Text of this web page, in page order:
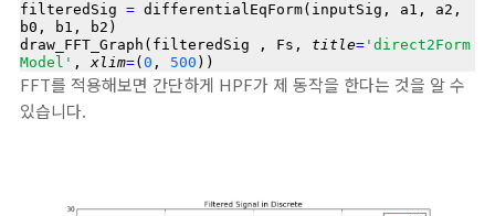
filteredSig = differentialEqForm(inputSig, a1, a2,
b0, b1, b2)
draw_FFT_Graph(filteredSig , Fs, title= 'direct2Form
Model' , xlim=( 0 , 500
FFT를 적용해보면 간단하게 HPF가 제 동작을 한다는 것을 알 수
있습니다.